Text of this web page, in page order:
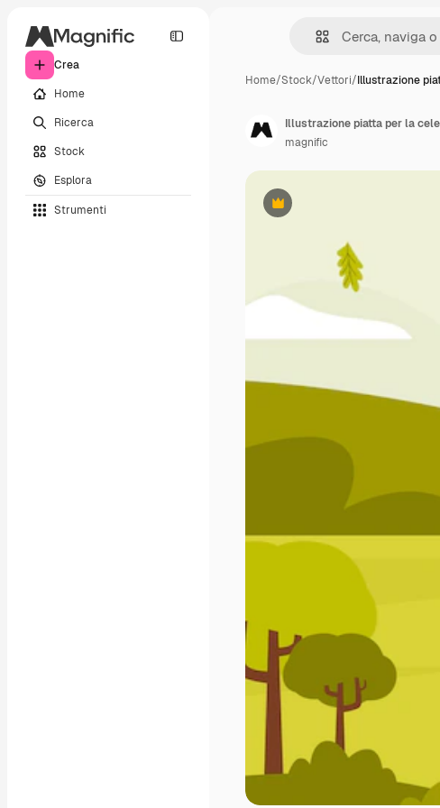
Crea
Home
Ricerca
Stock
Esplora
Strumenti
Home/Stock/Vettori/Illustrazione
Premium
Illustrazione piatta per la
magnific